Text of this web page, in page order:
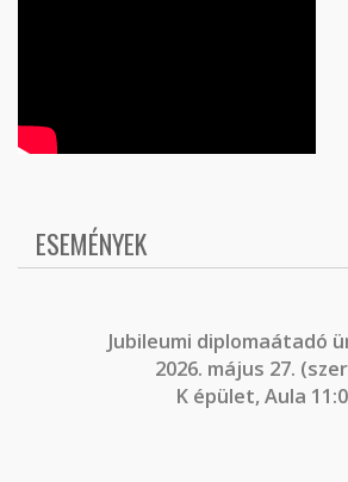
ESEMÉNYEK
Jubileumi diplomaátadó
2026. május 27.
K épület, Aula